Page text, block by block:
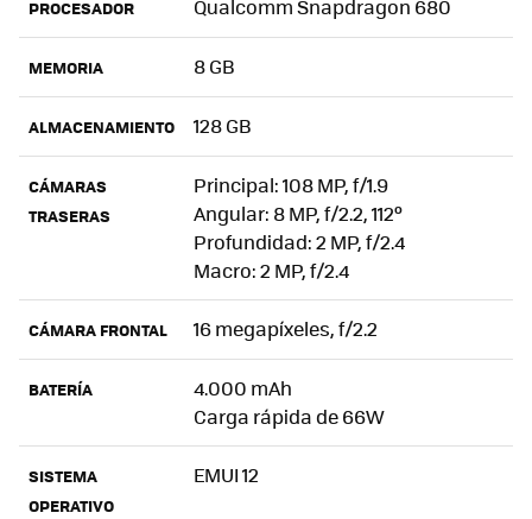
PROCESADOR Qualcomm Snapdragon 680
MEMORIA 8 GB
ALMACENAMIENTO 128 GB
CÁMARAS
TRASERAS
Principal: 108 MP, f/1.9
Angular: 8 MP, f/2.2, 112º
Profundidad: 2 MP, f/2.4
Macro: 2 MP, f/2.4
CÁMARA FRONTAL 16 megapíxeles, f/2.2
BATERÍA
4.000 mAh
Carga rápida de 66W
SISTEMA
OPERATIVO
EMUI 12